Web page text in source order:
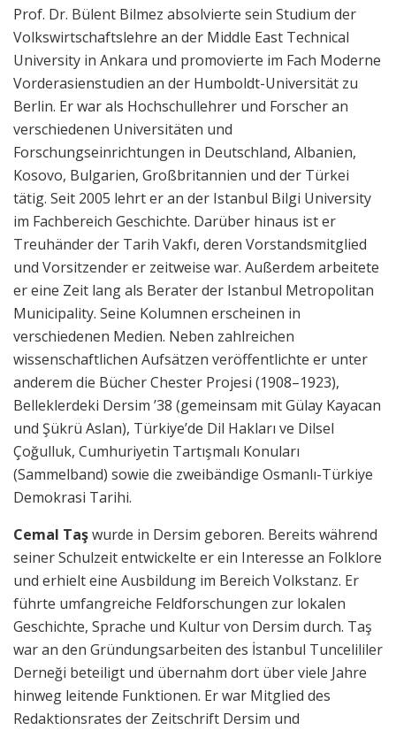
Prof. Dr. Bülent Bilmez absolvierte sein Studium der
Volkswirtschaftslehre an der Middle East Technical
University in Ankara und promovierte im Fach Moderne
Vorderasienstudien an der Humboldt-Universität zu
Berlin. Er war als Hochschullehrer und Forscher an
verschiedenen Universitäten und
Forschungseinrichtungen in Deutschland, Albanien,
Kosovo, Bulgarien, Großbritannien und der Türkei
tätig. Seit 2005 lehrt er an der Istanbul Bilgi University
im Fachbereich Geschichte. Darüber hinaus ist er
Treuhänder der Tarih Vakfı, deren Vorstandsmitglied
und Vorsitzender er zeitweise war. Außerdem arbeitete
er eine Zeit lang als Berater der Istanbul Metropolitan
Municipality. Seine Kolumnen erscheinen in
verschiedenen Medien. Neben zahlreichen
wissenschaftlichen Aufsätzen veröffentlichte er unter
anderem die Bücher Chester Projesi (1908–1923),
Belleklerdeki Dersim ’38 (gemeinsam mit Gülay Kayacan
und Şükrü Aslan), Türkiye’de Dil Hakları ve Dilsel
Çoğulluk, Cumhuriyetin Tartışmalı Konuları
(Sammelband) sowie die zweibändige Osmanlı-Türkiye
Demokrasi Tarihi.
Cemal Taşwurde in Dersim geboren. Bereits während
seiner Schulzeit entwickelte er ein Interesse an Folklore
und erhielt eine Ausbildung im Bereich Volkstanz. Er
führte umfangreiche Feldforschungen zur lokalen
Geschichte, Sprache und Kultur von Dersim durch. Taş
war an den Gründungsarbeiten des İstanbul Tuncelililer
Derneği beteiligt und übernahm dort über viele Jahre
hinweg leitende Funktionen. Er war Mitglied des
Redaktionsrates der Zeitschrift Dersim und